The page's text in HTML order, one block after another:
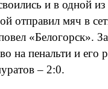
и в одной
отправил мяч в
«Белогорск».
на пенальти и его
– 2:0.